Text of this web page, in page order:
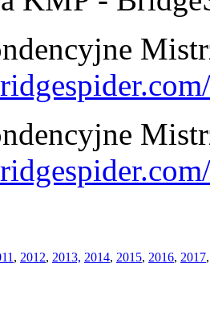
, 2012, 2013, 2014, 2015, 2016, 2017